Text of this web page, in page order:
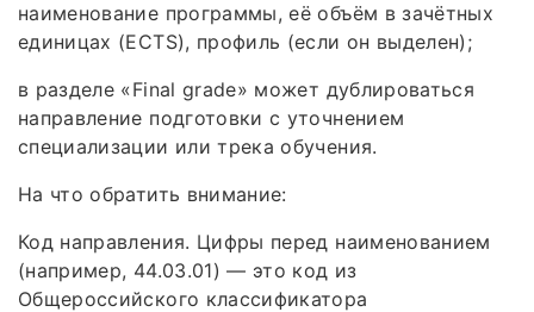
наименование программы, её объём в зачётных
единицах (ECTS), профиль (если он выделен);
в разделе «Final grade» может дублироваться
направление подготовки с уточнением
специализации или трека обучения.
На что обратить внимание:
Код направления. Цифры перед наименованием
(например, 44.03.01) — это код из
Общероссийского классификатора